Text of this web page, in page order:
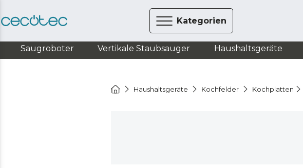
Kategorien
Saugroboter Vertikale Staubsauger Haushaltsgeräte
Haushaltsgeräte Kochfelder Kochplatten